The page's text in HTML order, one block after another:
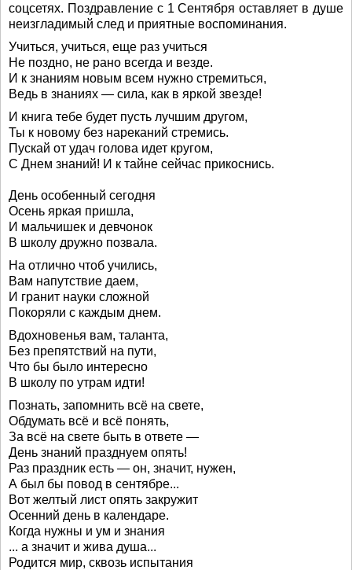
соцсетях. Поздравление с 1 Сентября оставляет в душе
неизгладимый след и приятные воспоминания.
Учиться, учиться, еще раз учиться
Не поздно, не рано всегда и везде.
И к знаниям новым всем нужно стремиться,
Ведь в знаниях — сила, как в яркой звезде!
И книга тебе будет пусть лучшим другом,
Ты к новому без нареканий стремись.
Пускай от удач голова идет кругом,
С Днем знаний! И к тайне сейчас прикоснись.
День особенный сегодня
Осень яркая пришла,
И мальчишек и девчонок
В школу дружно позвала.
На отлично чтоб учились,
Вам напутствие даем,
И гранит науки сложной
Покоряли с каждым днем.
Вдохновенья вам, таланта,
Без препятствий на пути,
Что бы было интересно
В школу по утрам идти!
Познать, запомнить всё на свете,
Обдумать всё и всё понять,
За всё на свете быть в ответе —
День знаний празднуем опять!
Раз праздник есть — он, значит, нужен,
А был бы повод в сентябре...
Вот желтый лист опять закружит
Осенний день в календаре.
Когда нужны и ум и знания
... а значит и жива душа...
Родится мир, сквозь испытания